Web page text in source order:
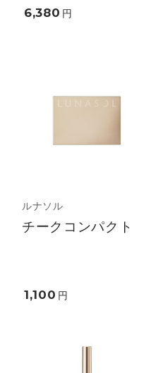
6,380 円
ルナソル
チークコンパクト
1,100 円